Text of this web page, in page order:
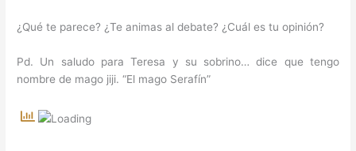
¿Qué te parece? ¿Te animas al debate? ¿Cuál es tu opinión?
Pd. Un saludo para Teresa y su sobrino… dice que tengo
nombre de mago jiji. “El mago Serafín”